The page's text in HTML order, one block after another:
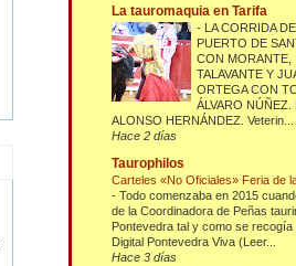
La tauromaquia en Tarifa
- LA CORRIDA DE
PUERTO DE
CON MORANTE,
TALAVANTE Y
ORTEGA CON
ÁLVARO NÚÑEZ.
ALONSO HERNÁNDEZ. Veterin...
Hace 2 días
Taurophilos
Carteles «No Oficiales» Feria de
-Todo comenzaba en 2015
de la Coordinadora de Peñas
Pontevedra tal y como se recogía
Digital Pontevedra Viva (Leer...
Hace 3 días